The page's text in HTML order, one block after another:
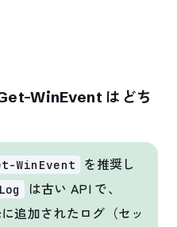
WinEvent はどち
WinEvent
を推奨し
は古い API で、
追加されたログ（セッ